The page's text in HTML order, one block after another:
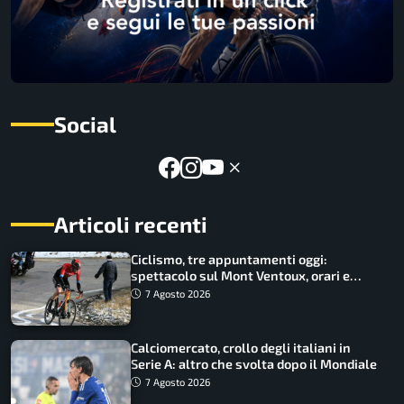
Social
Articoli recenti
Ciclismo, tre appuntamenti oggi:
spettacolo sul Mont Ventoux, orari e
come vederli
7 Agosto 2026
Calciomercato, crollo degli italiani in
Serie A: altro che svolta dopo il Mondiale
7 Agosto 2026